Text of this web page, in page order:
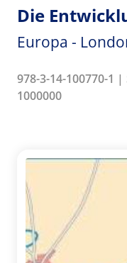
Die
Europa -
978-3-14-100770-1
1000000